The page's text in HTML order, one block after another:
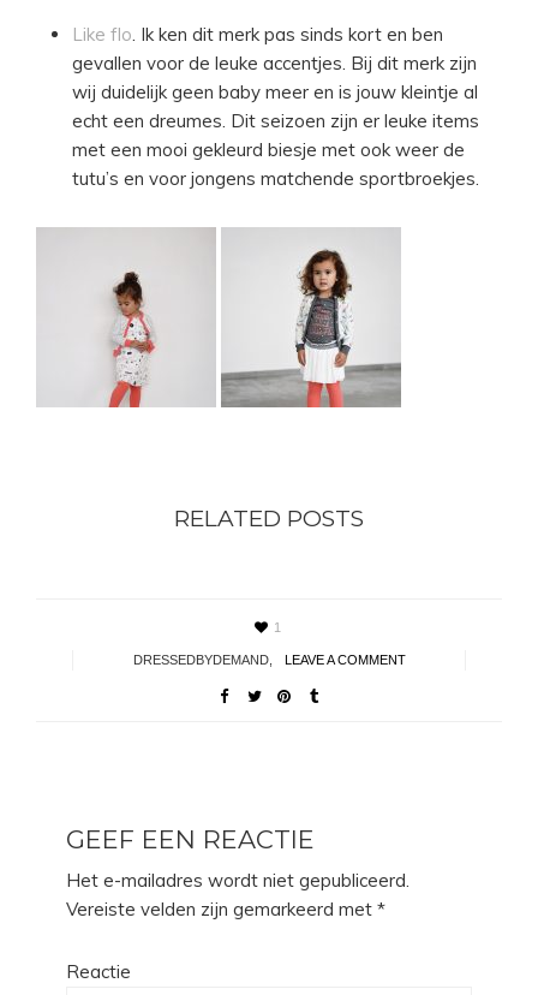
Like flo. Ik ken dit merk pas sinds kort en ben
gevallen voor de leuke accentjes. Bij dit merk zijn
wij duidelijk geen baby meer en is jouw kleintje al
echt een dreumes. Dit seizoen zijn er leuke items
met een mooi gekleurd biesje met ook weer de
tutu’s en voor jongens matchende sportbroekjes.
RELATED POSTS
1
DRESSEDBYDEMAND, LEAVE A COMMENT
GEEF EEN REACTIE
Het e-mailadres wordt niet gepubliceerd.
Vereiste velden zijn gemarkeerd met *
Reactie